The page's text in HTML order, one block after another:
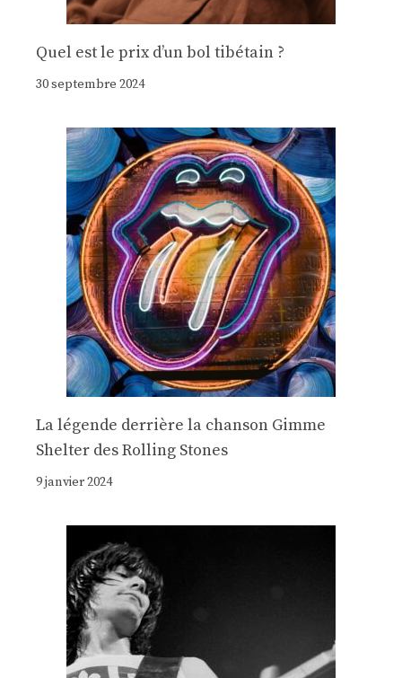
Quel est le prix d’un bol tibétain ?
30 septembre 2024
La légende derrière la chanson Gimme
Shelter des Rolling Stones
9 janvier 2024